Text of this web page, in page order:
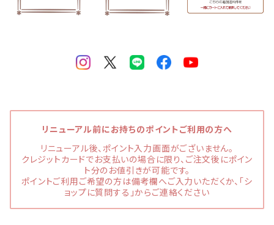
リニューアル前にお持ちのポイントご利用の方へ
リニューアル後、ポイント入力画面がございません。
クレジットカードでお支払いの場合に限り、ご注文後にポイン
ト分のお値引きが可能です。
ポイントご利用ご希望の方は備考欄へご入力いただくか、「シ
ョップに質問する」からご連絡ください